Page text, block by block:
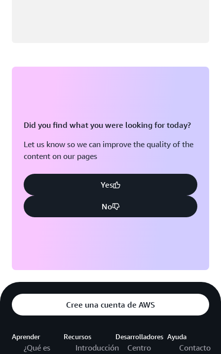
Did you find what you were looking for today?
Let us know so we can improve the quality of the
content on our pages
Yes
No
Cree una cuenta de AWS
Aprender
¿Qué es
Recursos
Introducción
Desarrolladores
Centro
Ayuda
Contacto